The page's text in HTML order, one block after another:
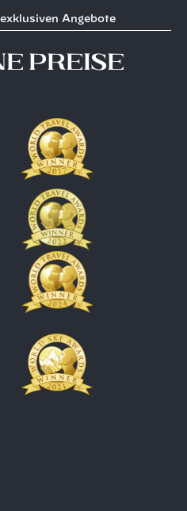
Angebote
Preise